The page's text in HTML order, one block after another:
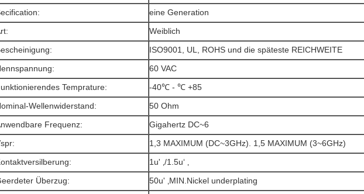
eine Generation
Weiblich
ISO9001, UL, ROHS und die späteste REICHWEITE
60 VAC
Temprature:
-40℃ - ℃ +85
Wellenwiderstand:
50 Ohm
Frequenz:
Gigahertz DC~6
1,3 MAXIMUM (DC~3GHz). 1,5 MAXIMUM (3~6GHz)
1u' ‚/1.5u‘ ‚
Überzug:
50u' ‚MIN.Nickel underplating